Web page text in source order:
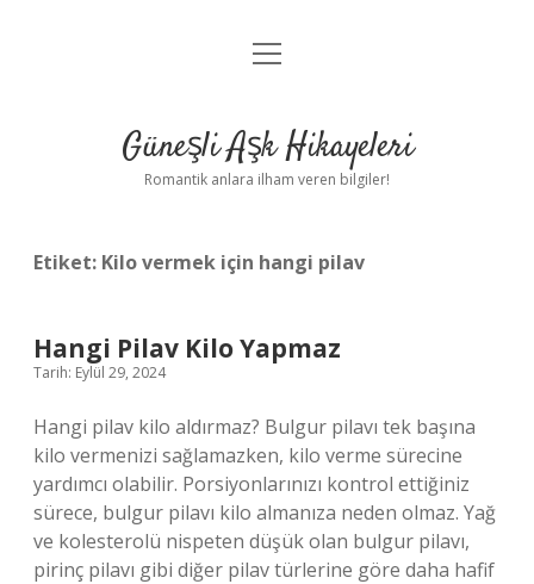
Anasayfa
Yasal Uyarı
menüyü
Güneşli Aşk Hikayeleri
Romantik anlara ilham veren bilgiler!
Etiket: Kilo vermek için hangi pilav
Hangi Pilav Kilo Yapmaz
Tarih: Eylül 29, 2024
Hangi pilav kilo aldırmaz? Bulgur pilavı tek başına
kilo vermenizi sağlamazken, kilo verme sürecine
yardımcı olabilir. Porsiyonlarınızı kontrol ettiğiniz
sürece, bulgur pilavı kilo almanıza neden olmaz. Yağ
ve kolesterolü nispeten düşük olan bulgur pilavı,
pirinç pilavı gibi diğer pilav türlerine göre daha hafif